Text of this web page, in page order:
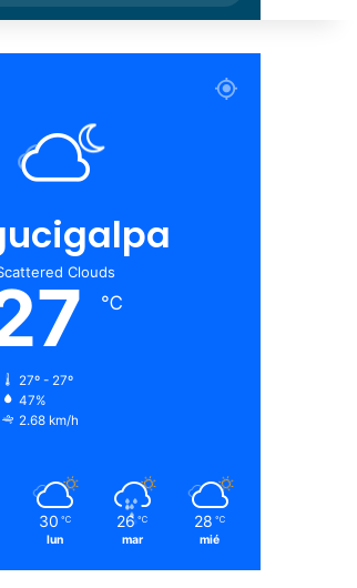
por
Clouds
℃
27º - 27º
47%
2.68 km/h
30 ℃
lun
26 ℃
mar
28 ℃
mié